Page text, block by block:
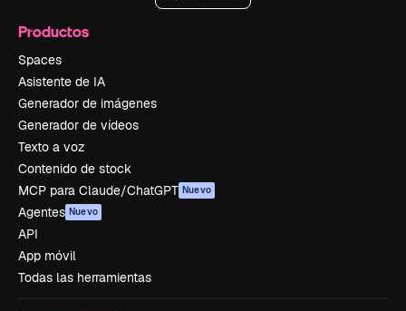
Productos
Spaces
Asistente de IA
Generador de imágenes
Generador de vídeos
Texto a voz
Contenido de stock
MCP para Claude/ChatGPT Nuevo
Agentes Nuevo
API
App móvil
Todas las herramientas